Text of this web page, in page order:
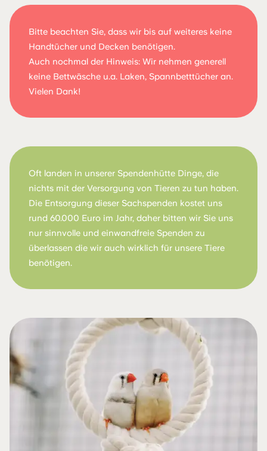
Bitte beachten Sie, dass wir bis auf weiteres keine
Handtücher und Decken benötigen.
Auch nochmal der Hinweis: Wir nehmen generell
keine Bettwäsche u.a. Laken, Spannbetttücher an.
Vielen Dank!
Oft landen in unserer Spendenhütte Dinge, die
nichts mit der Versorgung von Tieren zu tun haben.
Die Entsorgung dieser Sachspenden kostet uns
rund 60.000 Euro im Jahr, daher bitten wir Sie uns
nur sinnvolle und einwandfreie Spenden zu
überlassen die wir auch wirklich für unsere Tiere
benötigen.